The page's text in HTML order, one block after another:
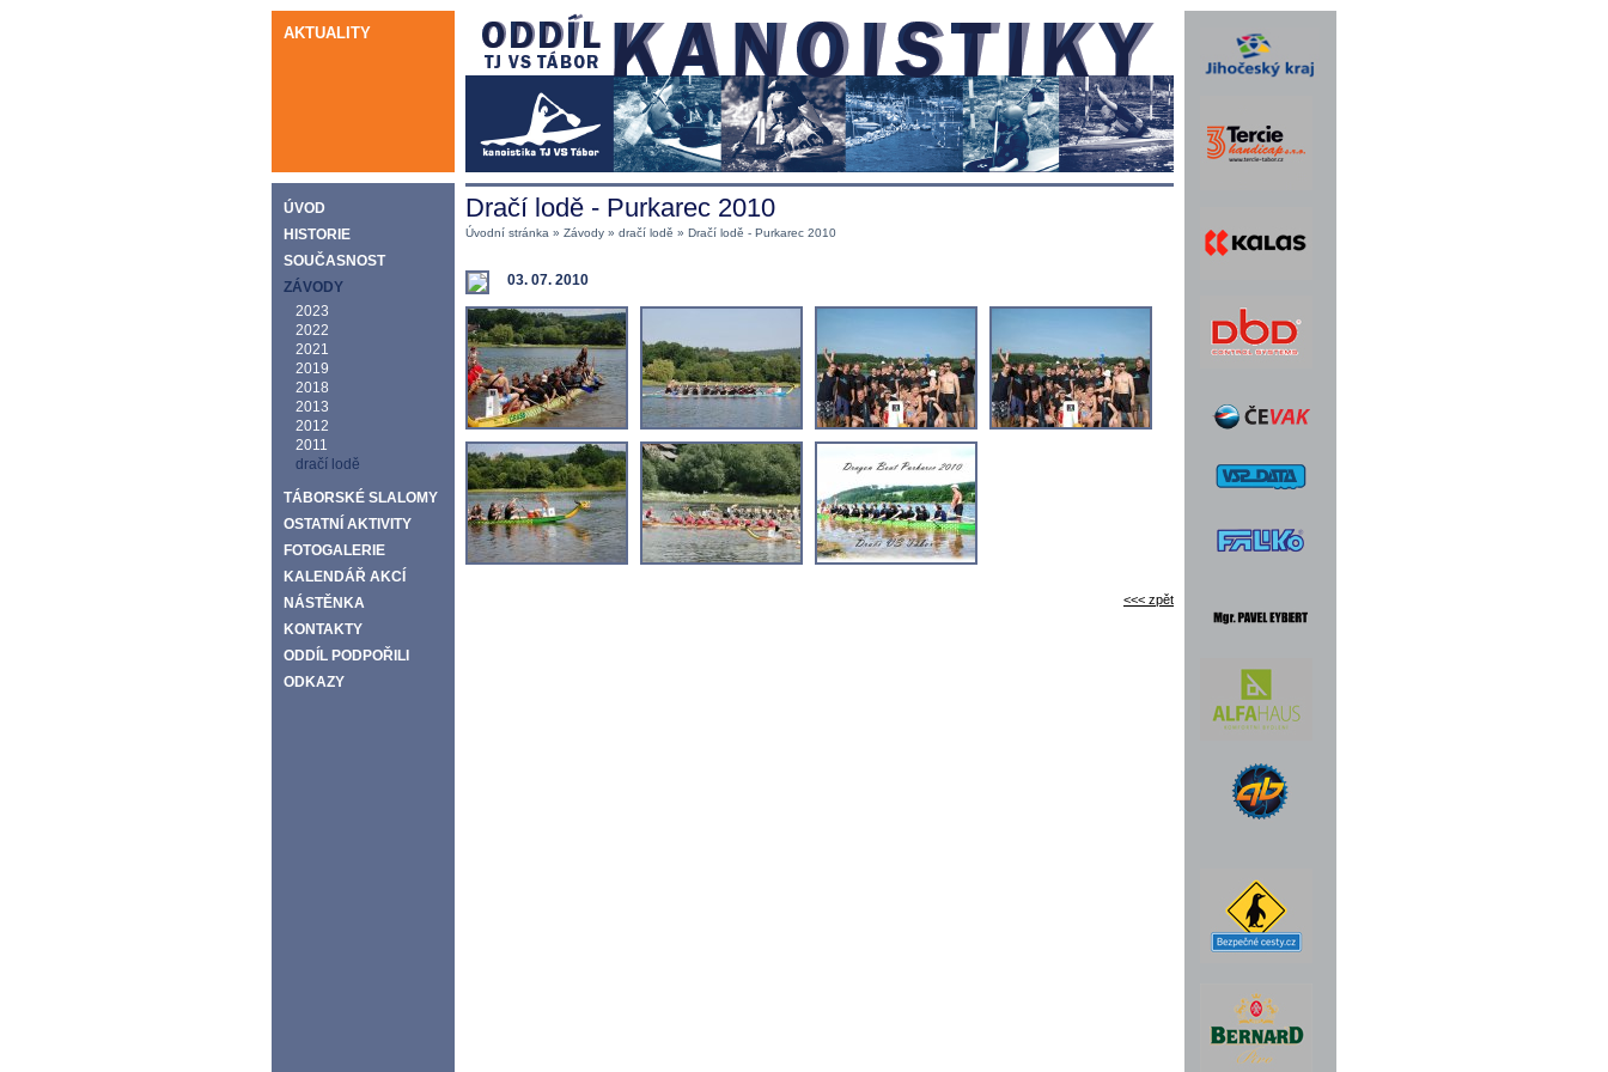
AKTUALITY
ÚVOD
HISTORIE
SOUČASNOST
ZÁVODY
2023
2022
2021
2019
2018
2013
2012
2011
dračí lodě
TÁBORSKÉ SLALOMY
OSTATNÍ AKTIVITY
FOTOGALERIE
KALENDÁŘ AKCÍ
NÁSTĚNKA
KONTAKTY
ODDÍL PODPOŘILI
ODKAZY
Dračí lodě - Purkarec 2010
Úvodní stránka » Závody » dračí lodě » Dračí lodě - Purkarec 2010
03. 07. 2010
<<< zpět